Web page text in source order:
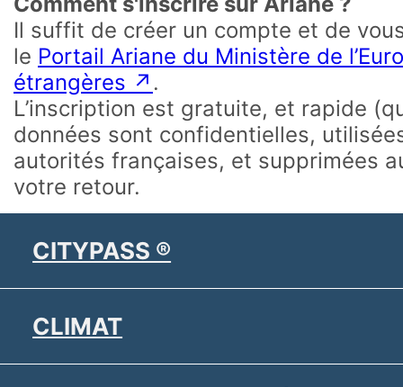
Il suffit de créer un compte et de
le Portail Ariane du Ministère de
étrangères ↗ .
L’inscription est gratuite, et rapide
données sont confidentielles,
autorités françaises, et supprimées
votre retour.
CITYPASS ®
CLIMAT